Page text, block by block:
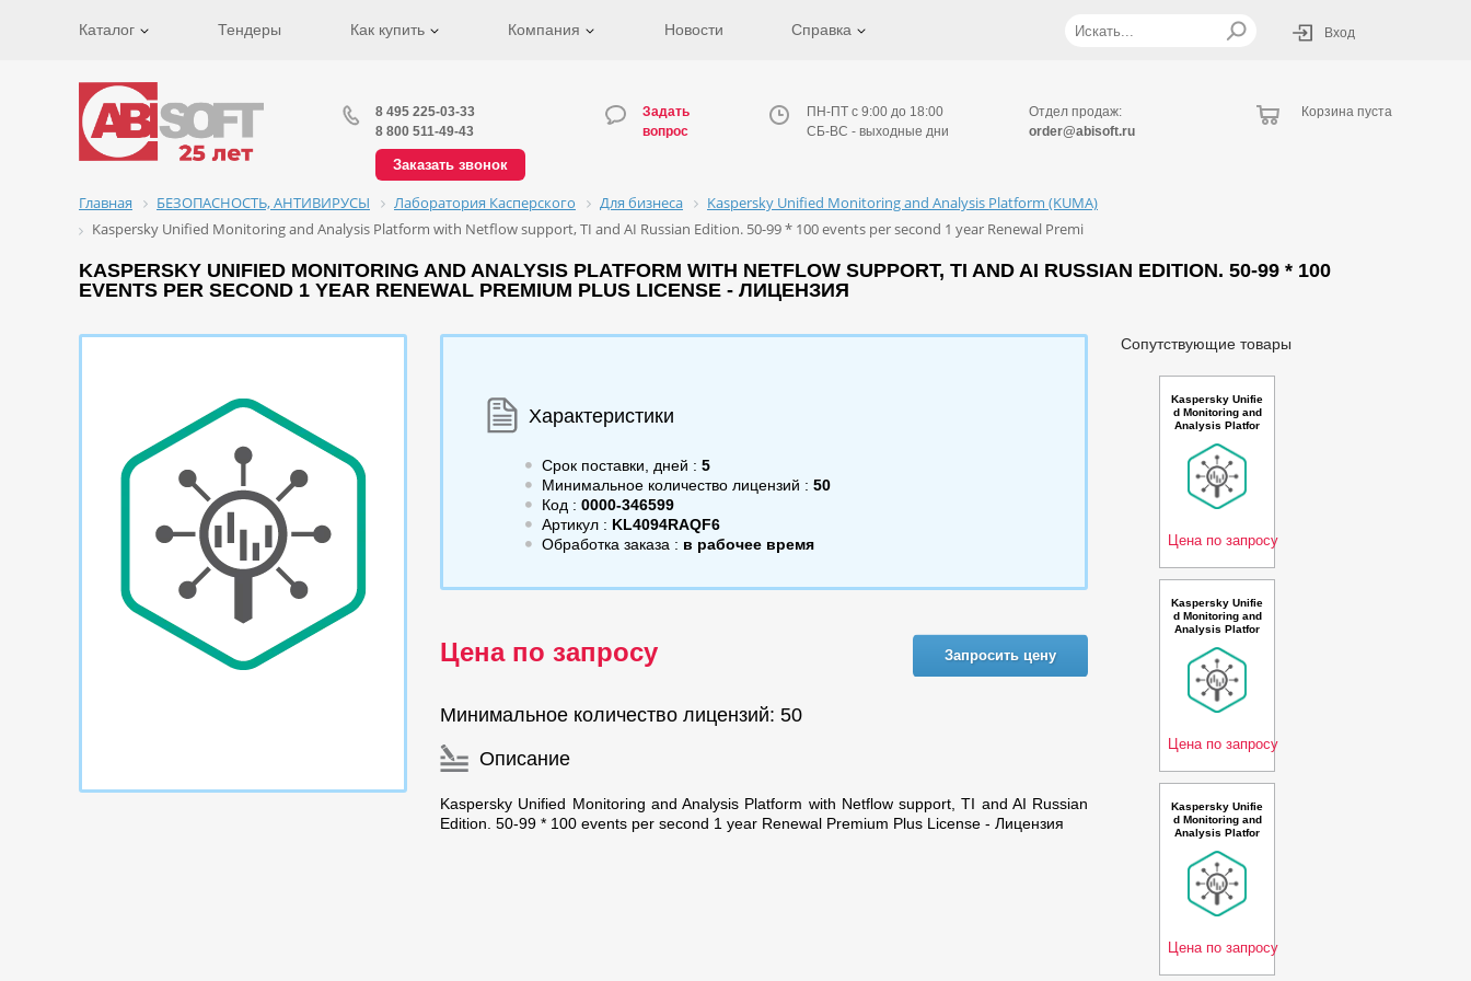
Каталог Тендеры Как купить Компания Новости Справка Вход
8 495 225-03-33
8 800 511-49-43
Заказать звонок
Задать
вопрос
ПН-ПТ с 9:00 до 18:00
СБ-ВС - выходные дни
Отдел продаж:
order@abisoft.ru
Корзина пуста
Главная БЕЗОПАСНОСТЬ, АНТИВИРУСЫ Лаборатория Касперского Для бизнеса
Kaspersky Unified Monitoring and Analysis Platform (KUMA)
Kaspersky Unified Monitoring and Analysis Platform with Netflow support, TI and AI Russian Edition. 50-99 * 100 events per second 1 year Renewal Premi
KASPERSKY UNIFIED MONITORING AND ANALYSIS PLATFORM WITH NETFLOW SUPPORT, TI AND AI RUSSIAN EDITION. 50-99 * 100
EVENTS PER SECOND 1 YEAR RENEWAL PREMIUM PLUS LICENSE - ЛИЦЕНЗИЯ
Характеристики
Срок поставки, дней : 5
Минимальное количество лицензий : 50
Код : 0000-346599
Артикул : KL4094RAQF6
Обработка заказа : в рабочее время
Цена по запросу Запросить цену
Минимальное количество лицензий: 50
Описание
Kaspersky Unified Monitoring and Analysis Platform with Netflow support, TI and AI Russian
Edition. 50-99 * 100 events per second 1 year Renewal Premium Plus License - Лицензия
Сопутствующие товары
Kaspersky Unifie
d Monitoring and
Analysis Platfor
mpatible with Net
flow support and
AI Russian Editio
n. 25-49 * 100 ev
ents per second
Цена по запросу
Kaspersky Unifie
d Monitoring and
Analysis Platfor
mpatible with Net
flow support Rus
sian Edition. 250
0-4999 * 100 eve
nts per second 1
Цена по запросу
Kaspersky Unifie
d Monitoring and
Analysis Platfor
mpatible with TI
and AI Russian E
dition. 50-99 * 10
0 events per sec
ond 2 year Rene
Цена по запросу